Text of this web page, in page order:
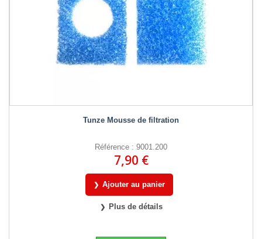
Tunze Mousse de filtration
Référence : 9001.200
7,90 €
Ajouter au panier
Plus de détails